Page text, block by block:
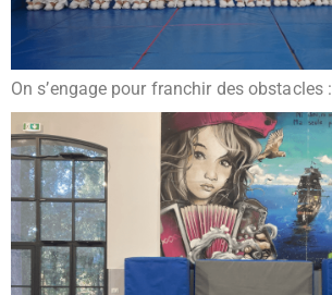
On s’engage pour franchir des obstacles :